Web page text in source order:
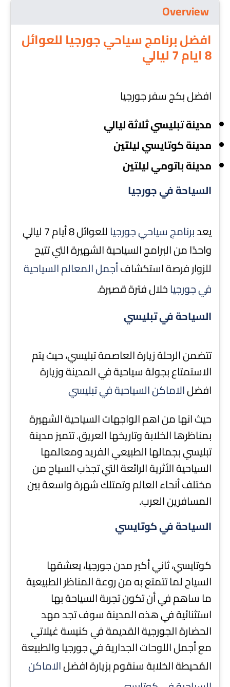
Overview
افضل برنامج سياحي جورجيا للعوائل
8 ايام 7 ليالي
افضل بكج سفر جورجيا
مدينة تبليسي ثلاثة ليالي
مدينة كوتايسي ليلتين
مدينة باتوميليلتين
السياحة في جورجيا
يعدبرنامج سياحي جورجيا
للعوائل 8 أيام 7 ليالي
واحدًا من البرامج السياحية الشهيرة التي تتيح
للزوار فرصة استكشافأجمل المعالم السياحية
في جورجياخلال فترة قصيرة.
السياحة في تبليسي
تتضمن الرحلة زيارة العاصمة تبليسي، حيث يتم
الاستمتاع بجولة سياحية في المدينة وزيارة
افضلالاماكن السياحية في تبليسي
حيث انها من اهم الواجهات السياحية الشهيرة
بمناظرها الخلابة وتاريخها العريق. تتميز مدينة
تبليسي بجمالها الطبيعي الفريد ومعالمها
السياحية الأثرية الرائعة التي تجذب السياح من
مختلف أنحاء العالم وتمتلك شهرة واسعة بين
المسافرين العرب.
السياحة في كوتايسي
كوتايسي، ثاني أكبر مدن جورجيا، يعشقها
السياح لما تتمتع به من روعة المناظر الطبيعية
ما ساهم في أن تكون تجربة السياحة بها
استثنائية في هذه المدينة سوف تجد مهد
الحضارة الجورجية القديمة في كنيسة غيلاتي
مع أجمل اللوحات الجدارية في جورجيا والطبيعة
المُحيطة الخلابة سنقوم بزيارة افضلالاماكن